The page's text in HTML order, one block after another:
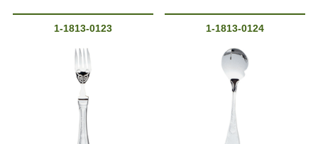
1-1813-0123 1-1813-0124